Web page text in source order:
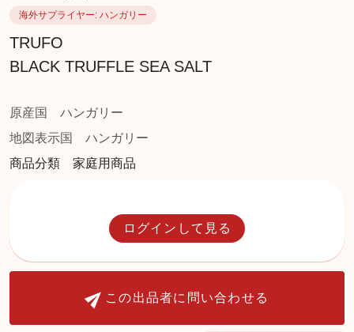
海外サプライヤー: ハンガリー
TRUFO
BLACK TRUFFLE SEA SALT
原産国
ハンガリー
地図表示国
ハンガリー
商品分類 家庭用商品
ログインして見る
この出品者に問い合わせる